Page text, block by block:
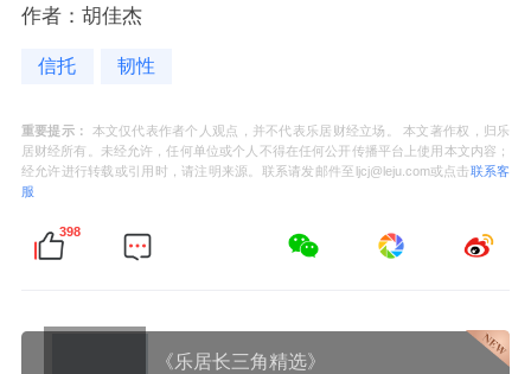
作者：胡佳杰
信托 韧性
重要提示：
本文仅代表作者个人观点，并不代表乐居财经立场。 本文著作权，归乐
居财经所有。未经允许，任何单位或个人不得在任何公开传播平台上使用本文内容；
经允许进行转载或引用时，请注明来源。联系请发邮件至ljcj@leju.com或点击联系客
服
398
《乐居长三角精选》